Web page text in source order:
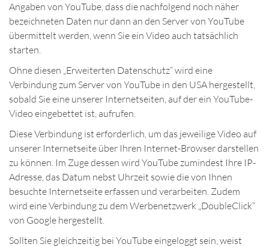
Angaben von YouTube, dass die nachfolgend noch näher
bezeichneten Daten nur dann an den Server von YouTube
übermittelt werden, wenn Sie ein Video auch tatsächlich
starten.
Ohne diesen „Erweiterten Datenschutz“ wird eine
Verbindung zum Server von YouTube in den USA hergestellt,
sobald Sie eine unserer Internetseiten, auf der ein YouTube-
Video eingebettet ist, aufrufen.
Diese Verbindung ist erforderlich, um das jeweilige Video auf
unserer Internetseite über Ihren Internet-Browser darstellen
zu können. Im Zuge dessen wird YouTube zumindest Ihre IP-
Adresse, das Datum nebst Uhrzeit sowie die von Ihnen
besuchte Internetseite erfassen und verarbeiten. Zudem
wird eine Verbindung zu dem Werbenetzwerk „DoubleClick“
von Google hergestellt.
Sollten Sie gleichzeitig bei YouTube eingeloggt sein, weist